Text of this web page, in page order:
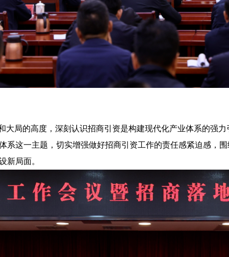
局的高度，深刻认识招商引资是构建现代化产业体系的强力
系这一主题，切实增强做好招商引资工作的责任感紧迫感，
新局面。